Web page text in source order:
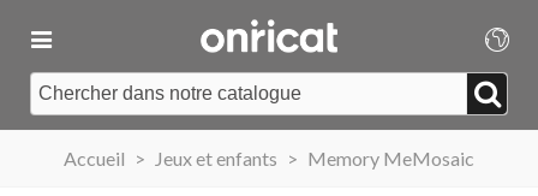
Accueil > Jeux et enfants > Memory MeMosaic